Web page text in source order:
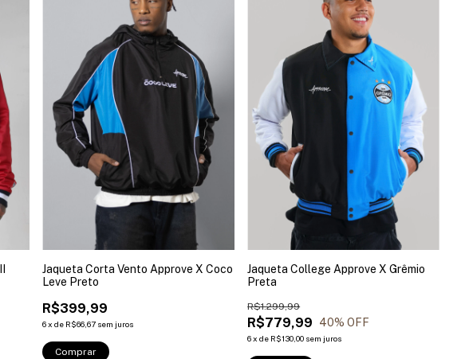
Jaqueta Corta Vento Approve X Coco
Leve Preto
R$399,99
6xde R$66,67 sem juros
Comprar
Jaqueta College Approve X Grêmio
Preta
R$779,99
R$1.299,99
40% OFF
6xde R$130,00 sem juros